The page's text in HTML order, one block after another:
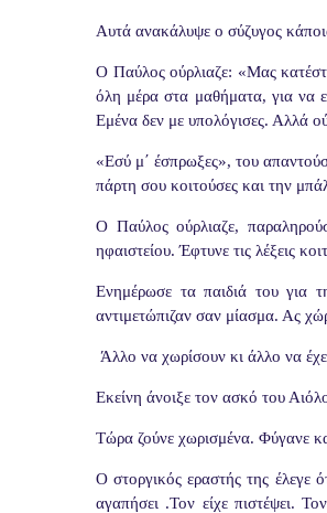
Αυτά ανακάλυψε ο σύζυγος
Ο Παύλος ούρλιαζε: «Μας
όλη μέρα στα μαθήματα, για να
Εμένα δεν με υπολόγισες. Αλλά
«Εσύ μ΄ έσπρωξες», του
πάρτη σου κοιτούσες και την
Ο Παύλος ούρλιαζε,
ηφαιστείου. Έφτυνε τις λέξεις
Ενημέρωσε τα παιδιά του για
αντιμετώπιζαν σαν μίασμα. Ας
Άλλο να χωρίσουν κι άλλο να
Εκείνη άνοιξε τον ασκό του
Τώρα ζούνε χωρισμένα. Φύγανε
Ο στοργικός εραστής της έλεγε
αγαπήσει .Τον είχε πιστέψει.